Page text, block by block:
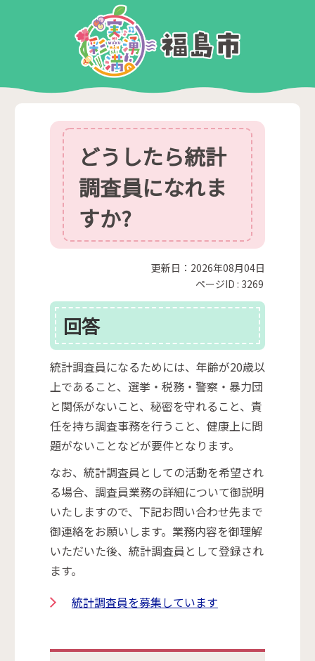
どうしたら統計
調査員になれま
すか?
更新日：2026年08月04日
ページID : 3269
回答
統計調査員になるためには、年齢が20歳以
上であること、選挙・税務・警察・暴力団
と関係がないこと、秘密を守れること、責
任を持ち調査事務を行うこと、健康上に問
題がないことなどが要件となります。
なお、統計調査員としての活動を希望され
る場合、調査員業務の詳細について御説明
いたしますので、下記お問い合わせ先まで
御連絡をお願いします。業務内容を御理解
いただいた後、統計調査員として登録され
ます。
統計調査員を募集しています